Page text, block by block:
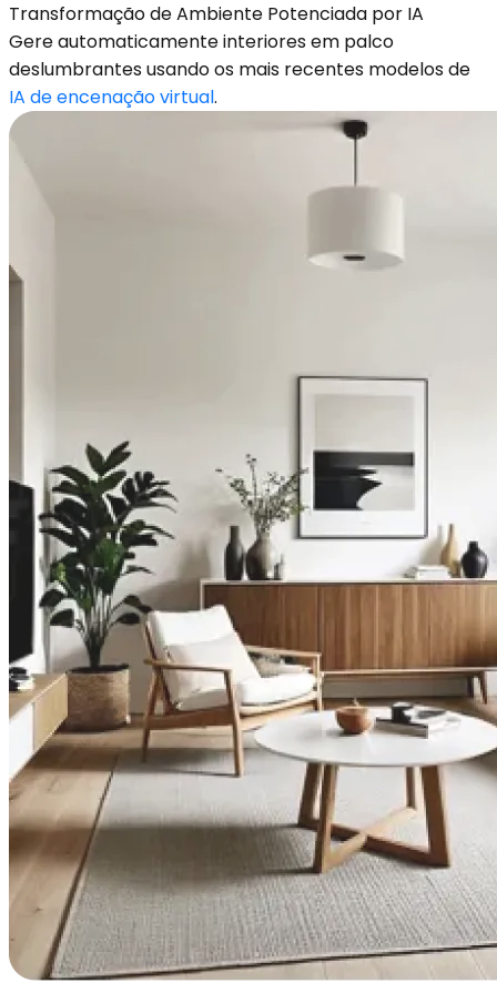
Transformação de Ambiente Potenciada por IA
Gere automaticamente interiores em palco
deslumbrantes usando os mais recentes modelos de
IA de encenação virtual.